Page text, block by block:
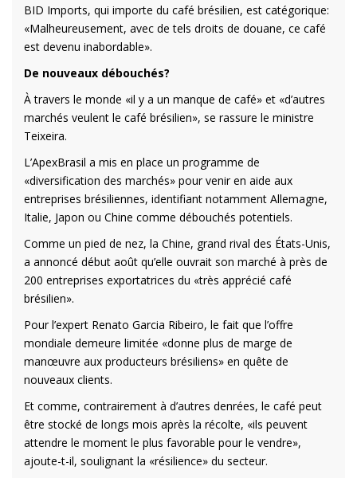
BID Imports, qui importe du café brésilien, est catégorique:
«Malheureusement, avec de tels droits de douane, ce café
est devenu inabordable».
De nouveaux débouchés?
À travers le monde «il y a un manque de café» et «d’autres
marchés veulent le café brésilien», se rassure le ministre
Teixeira.
L’ApexBrasil a mis en place un programme de
«diversification des marchés» pour venir en aide aux
entreprises brésiliennes, identifiant notamment Allemagne,
Italie, Japon ou Chine comme débouchés potentiels.
Comme un pied de nez, la Chine, grand rival des États-Unis,
a annoncé début août qu’elle ouvrait son marché à près de
200 entreprises exportatrices du «très apprécié café
brésilien».
Pour l’expert Renato Garcia Ribeiro, le fait que l’offre
mondiale demeure limitée «donne plus de marge de
manœuvre aux producteurs brésiliens» en quête de
nouveaux clients.
Et comme, contrairement à d’autres denrées, le café peut
être stocké de longs mois après la récolte, «ils peuvent
attendre le moment le plus favorable pour le vendre»,
ajoute-t-il, soulignant la «résilience» du secteur.